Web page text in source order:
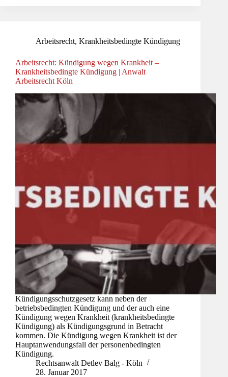
Arbeitsrecht, Krankheitsbedingte Kündigung
Arbeitsrecht: Kündigung wegen Krankheit –
Krankheitsbedingte Kündigung | Anwalt
Arbeitsrecht Köln
Kündigungsschutzgesetz kann neben der
betriebsbedingten Kündigung und der auch eine
Kündigung wegen Krankheit (krankheitsbedingte
Kündigung) als Kündigungsgrund in Betracht
kommen. Die Kündigung wegen Krankheit ist der
Hauptanwendungsfall der personenbedingten
Kündigung.
Rechtsanwalt Detlev Balg - Köln
28. Januar 2017